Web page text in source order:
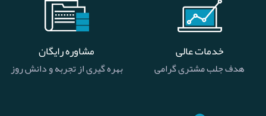
خدمات عالی
هدف جلب مشتری گرامی
مشاوره رایگان
بهره گیری از تجربه و دانش روز